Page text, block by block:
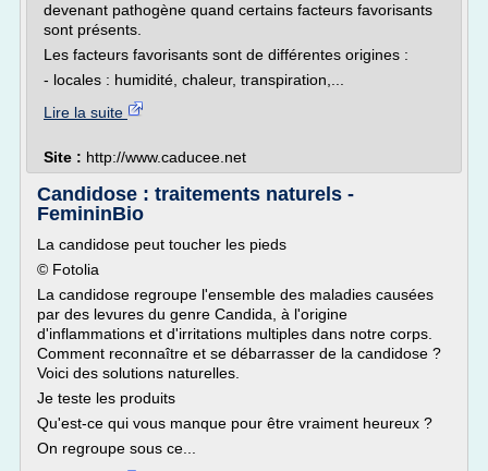
devenant pathogène quand certains facteurs favorisants
sont présents.
Les facteurs favorisants sont de différentes origines :
- locales : humidité, chaleur, transpiration,...
Lire la suite
Site : http://www.caducee.net
Candidose : traitements naturels -
FemininBio
La candidose peut toucher les pieds
© Fotolia
La candidose regroupe l'ensemble des maladies causées
par des levures du genre Candida, à l'origine
d'inflammations et d'irritations multiples dans notre corps.
Comment reconnaître et se débarrasser de la candidose ?
Voici des solutions naturelles.
Je teste les produits
Qu'est-ce qui vous manque pour être vraiment heureux ?
On regroupe sous ce...